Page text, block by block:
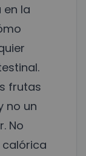
la
frutas
no un
No
calórica